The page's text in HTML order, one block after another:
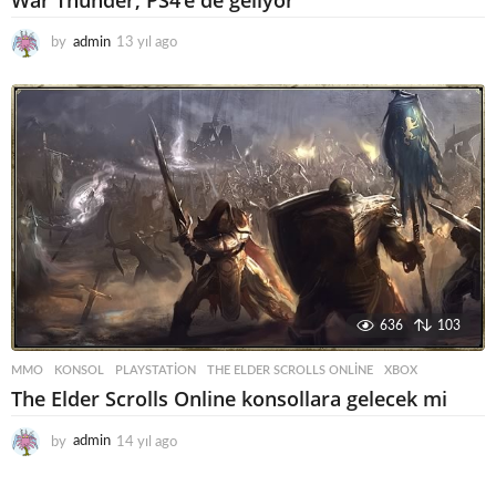
by admin 13 yıl ago
y
ı
l
a
g
o
636 103
MMO KONSOL ,PLAYSTATION THE ELDER SCROLLS ONLINE ,XBOX
The Elder Scrolls Online konsollara gelecek mi
by admin 14 yıl ago